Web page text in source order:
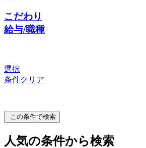
こだわり
給与/職種
選択
条件クリア
この条件で検索
人気の条件から検索